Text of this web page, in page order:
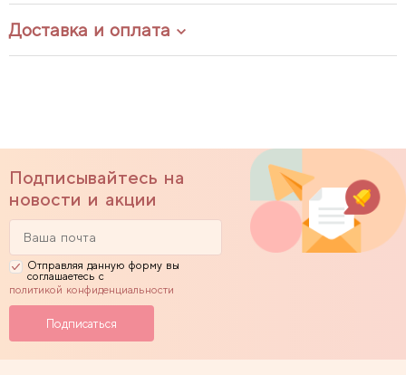
Доставка и оплата
Подписывайтесь на
новости и акции
Отправляя данную форму вы
соглашаетесь с
политикой конфиденциальности